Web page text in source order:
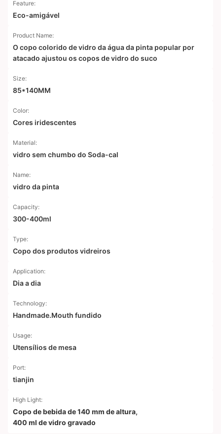
Feature:
Eco-amigável
Product Name:
O copo colorido de vidro da água da pinta popular por
atacado ajustou os copos de vidro do suco
Size:
85*140MM
Color:
Cores iridescentes
Material:
vidro sem chumbo do Soda-cal
Name:
vidro da pinta
Capacity:
300-400ml
Type:
Copo dos produtos vidreiros
Application:
Dia a dia
Technology:
Handmade.Mouth fundido
Usage:
Utensílios de mesa
Port:
tianjin
High Light:
Copo de bebida de 140 mm de altura,
400 ml de vidro gravado